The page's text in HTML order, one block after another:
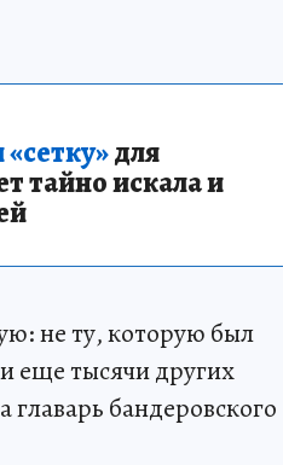
для
тайно искала и
не ту, которую был
еще тысячи других
бандеровского